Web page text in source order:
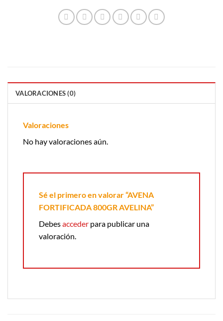
VALORACIONES (0)
Valoraciones
No hay valoraciones aún.
Sé el primero en valorar “AVENA
FORTIFICADA 800GR AVELINA”
Debesacceder para publicar una
valoración.